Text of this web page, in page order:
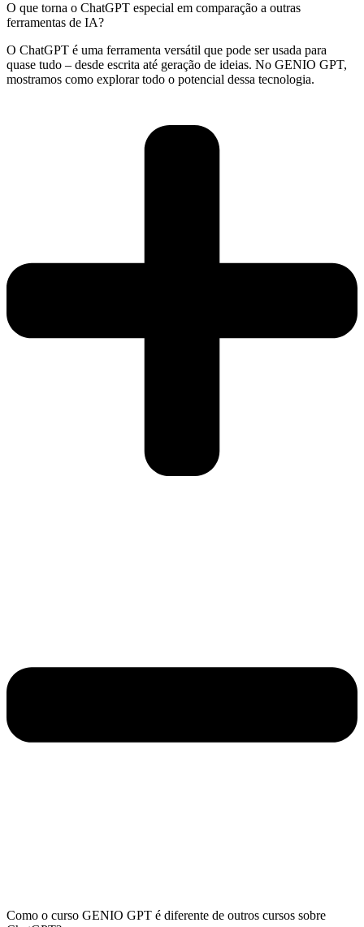
O que torna o ChatGPT especial em comparação a outras
ferramentas de IA?
O ChatGPT é uma ferramenta versátil que pode ser usada para
quase tudo – desde escrita até geração de ideias. No GENIO GPT,
mostramos como explorar todo o potencial dessa tecnologia.
Como o curso GENIO GPT é diferente de outros cursos sobre